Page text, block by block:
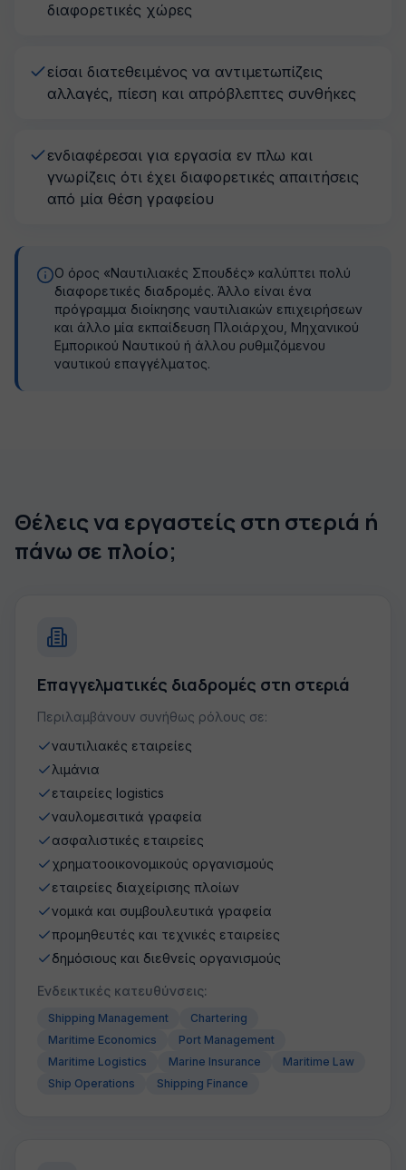
διαφορετικές χώρες
είσαι διατεθειμένος να αντιμετωπίζεις
αλλαγές, πίεση και απρόβλεπτες συνθήκες
ενδιαφέρεσαι για εργασία εν πλω και
γνωρίζεις ότι έχει διαφορετικές απαιτήσεις
από μία θέση γραφείου
Ο όρος «Ναυτιλιακές Σπουδές» καλύπτει πολύ
διαφορετικές διαδρομές. Άλλο είναι ένα
πρόγραμμα διοίκησης ναυτιλιακών επιχειρήσεων
και άλλο μία εκπαίδευση Πλοιάρχου, Μηχανικού
Εμπορικού Ναυτικού ή άλλου ρυθμιζόμενου
ναυτικού επαγγέλματος.
Θέλεις να εργαστείς στη στεριά ή
πάνω σε πλοίο;
Επαγγελματικές διαδρομές στη στεριά
Περιλαμβάνουν συνήθως ρόλους σε:
ναυτιλιακές εταιρείες
λιμάνια
εταιρείες logistics
ναυλομεσιτικά γραφεία
ασφαλιστικές εταιρείες
χρηματοοικονομικούς οργανισμούς
εταιρείες διαχείρισης πλοίων
νομικά και συμβουλευτικά γραφεία
προμηθευτές και τεχνικές εταιρείες
δημόσιους και διεθνείς οργανισμούς
Ενδεικτικές κατευθύνσεις:
Shipping Management
Chartering
Maritime Economics
Port Management
Maritime Logistics
Marine Insurance
Maritime Law
Ship Operations
Shipping Finance